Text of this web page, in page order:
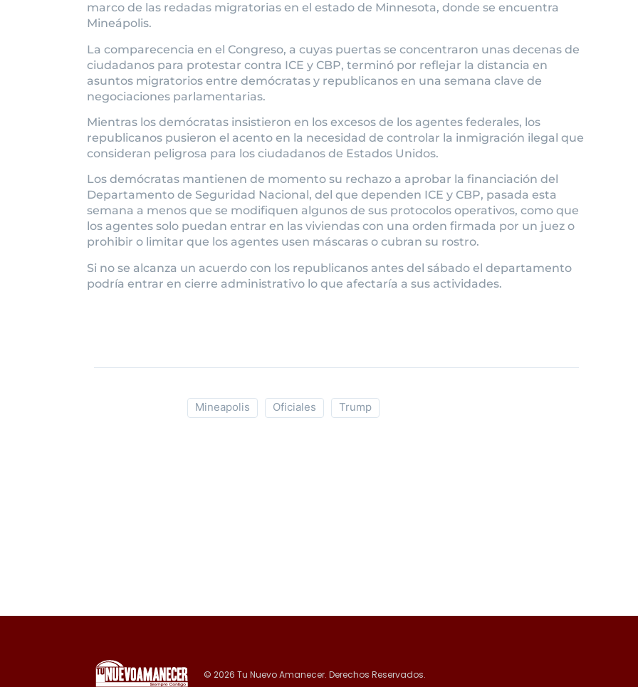
marco de las redadas migratorias en el estado de Minnesota, donde se encuentra
Mineápolis.
La comparecencia en el Congreso, a cuyas puertas se concentraron unas decenas de
ciudadanos para protestar contra ICE y CBP, terminó por reflejar la distancia en
asuntos migratorios entre demócratas y republicanos en una semana clave de
negociaciones parlamentarias.
Mientras los demócratas insistieron en los excesos de los agentes federales, los
republicanos pusieron el acento en la necesidad de controlar la inmigración ilegal que
consideran peligrosa para los ciudadanos de Estados Unidos.
Los demócratas mantienen de momento su rechazo a aprobar la financiación del
Departamento de Seguridad Nacional, del que dependen ICE y CBP, pasada esta
semana a menos que se modifiquen algunos de sus protocolos operativos, como que
los agentes solo puedan entrar en las viviendas con una orden firmada por un juez o
prohibir o limitar que los agentes usen máscaras o cubran su rostro.
Si no se alcanza un acuerdo con los republicanos antes del sábado el departamento
podría entrar en cierre administrativo lo que afectaría a sus actividades.
Mineapolis Oficiales Trump
© 2026 Tu Nuevo Amanecer. Derechos Reservados.